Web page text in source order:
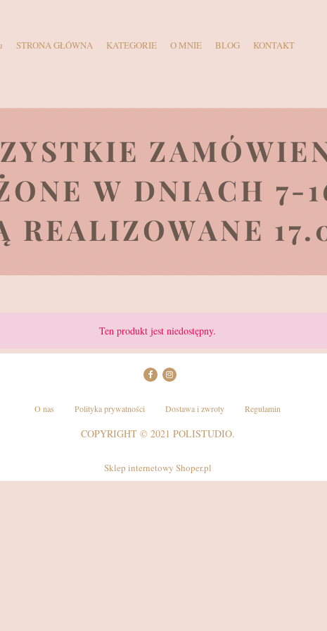
STRONA GŁÓWNA KATEGORIE O MNIE BLOG KONTAKT
Ten produkt jest niedostępny.
O nas Polityka prywatności Dostawa i zwroty Regulamin
COPYRIGHT © 2021 POLISTUDIO.
Sklep internetowy Shoper.pl